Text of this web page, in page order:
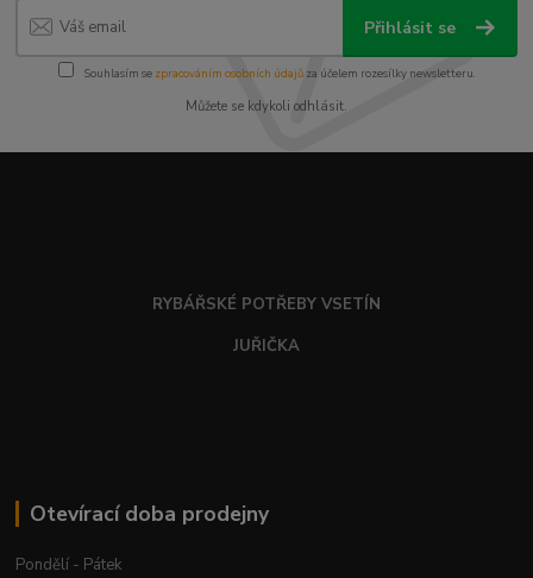
Přihlásit se
Souhlasím se zpracováním osobních údajůza účelem rozesílky newsletteru.
Můžete se kdykoli odhlásit.
RYBÁŘSKÉ POTŘEBY VSETÍN
JUŘIČKA
Otevírací doba prodejny
Pondělí - Pátek